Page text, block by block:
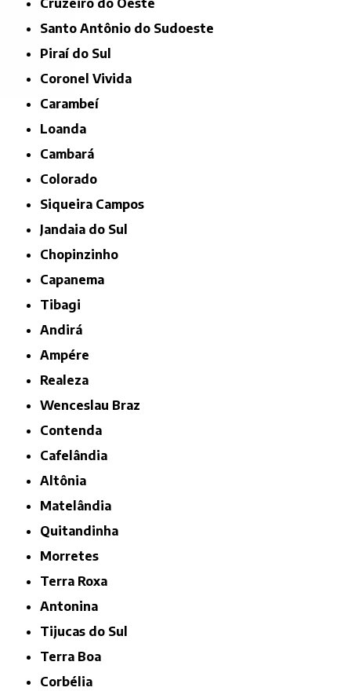
Cruzeiro do Oeste
Santo Antônio do Sudoeste
Piraí do Sul
Coronel Vivida
Carambeí
Loanda
Cambará
Colorado
Siqueira Campos
Jandaia do Sul
Chopinzinho
Capanema
Tibagi
Andirá
Ampére
Realeza
Wenceslau Braz
Contenda
Cafelândia
Altônia
Matelândia
Quitandinha
Morretes
Terra Roxa
Antonina
Tijucas do Sul
Terra Boa
Corbélia